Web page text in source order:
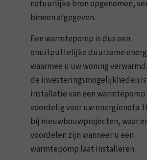
natuurlijke bron opgenomen,
binnen afgegeven.
Een warmtepomp is dus een
onuitputtelijke duurzame
waarmee u uw woning
de investeringsmogelijkheden
installatie van een warmtepomp
voordelig voor uw energienota.
bij nieuwbouwprojecten, waar
voordelen zijn wanneer u een
warmtepomp laat installeren.